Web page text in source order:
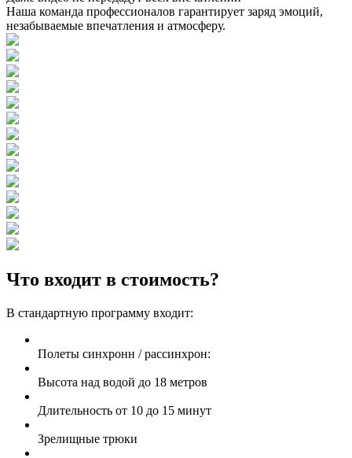
Наша команда профессионалов гарантирует заряд эмоций,
незабываемые впечатления и атмосферу.
Что входит в стоимость?
В стандартную программу входит:
Полеты синхронн / рассинхрон:
Высота над водой до 18 метров
Длительность от 10 до 15 минут
Зрелищные трюки